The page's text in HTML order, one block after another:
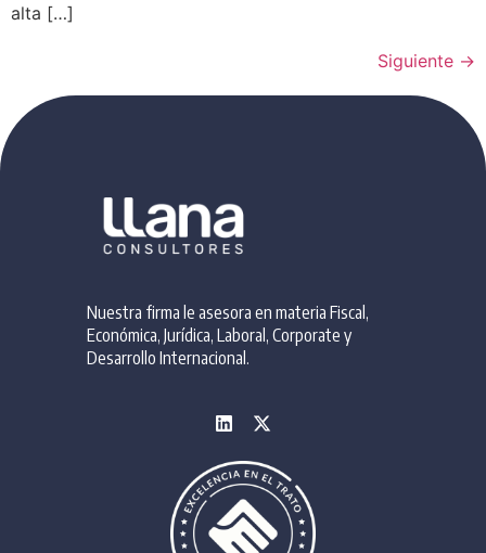
alta […]
Siguiente →
Nuestra firma le asesora en materia Fiscal,
Económica, Jurídica, Laboral, Corporate y
Desarrollo Internacional.